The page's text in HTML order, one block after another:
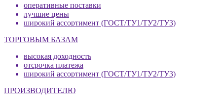
оперативные поставки
лучшие цены
широкий ассортимент (ГОСТ/ТУ1/ТУ2/ТУ3)
ТОРГОВЫМ БАЗАМ
высокая доходность
отсрочка платежа
широкий ассортимент (ГОСТ/ТУ1/ТУ2/ТУ3)
ПРОИЗВОДИТЕЛЮ